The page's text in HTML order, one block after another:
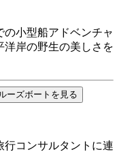
小型船アドベンチャ
洋岸の野生の美しさを
ーズボートを見る
コンサルタントに連